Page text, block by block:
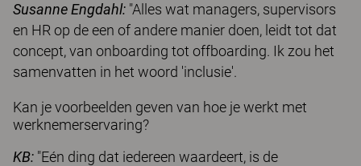
Susanne Engdahl: "Alles wat managers, supervisors
en HR op de een of andere manier doen, leidt tot dat
concept, van onboarding tot offboarding. Ik zou het
samenvatten in het woord 'inclusie'.
Kan je voorbeelden geven van hoe je werkt met
werknemerservaring?
KB: "Eén ding dat iedereen waardeert, is de